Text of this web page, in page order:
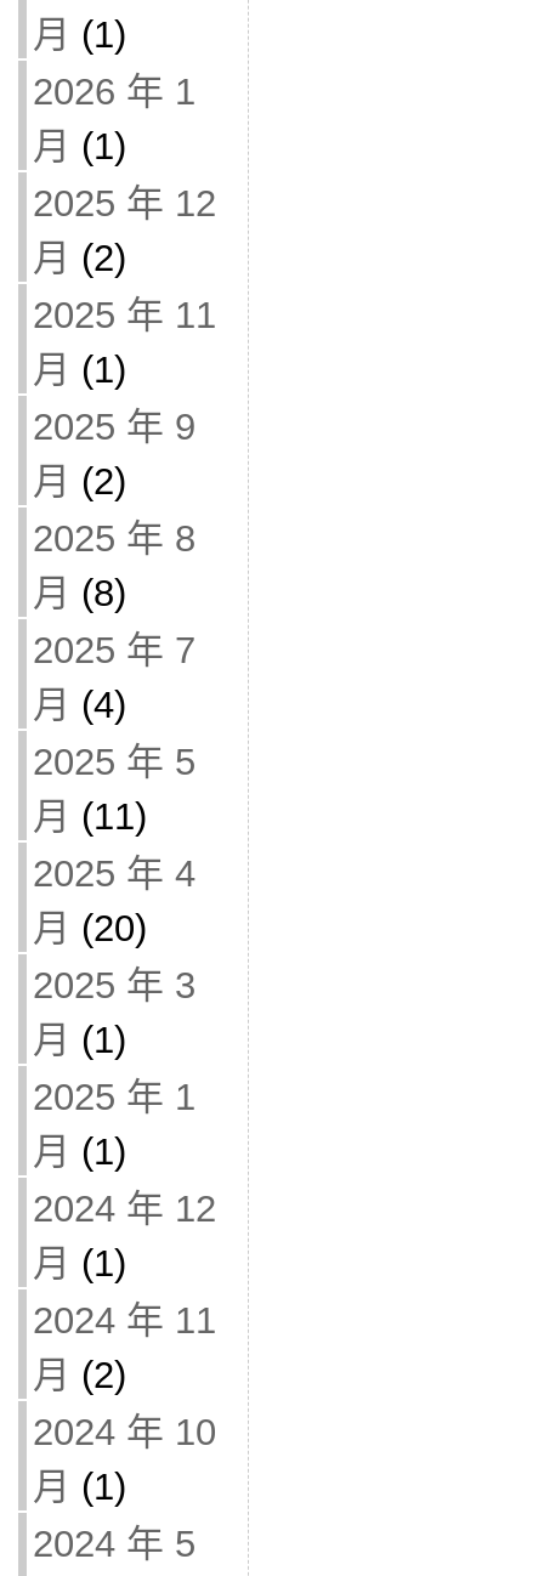
月 (1)
2026 年 1
月 (1)
2025 年 12
月 (2)
2025 年 11
月 (1)
2025 年 9
月 (2)
2025 年 8
月 (8)
2025 年 7
月 (4)
2025 年 5
月 (11)
2025 年 4
月 (20)
2025 年 3
月 (1)
2025 年 1
月 (1)
2024 年 12
月 (1)
2024 年 11
月 (2)
2024 年 10
月 (1)
2024 年 5